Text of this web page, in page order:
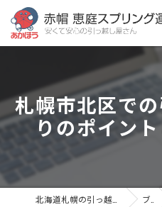
札幌市北区で
りのポイン
ブログ